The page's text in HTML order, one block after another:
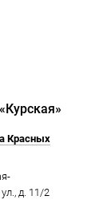
Красных
д. 11/2